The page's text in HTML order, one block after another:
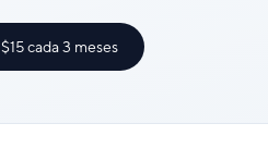
cada 3 meses